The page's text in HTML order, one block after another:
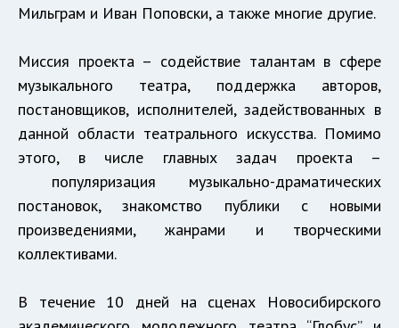
Мильграм и Иван Поповски, а также многие другие.
Миссия проекта – содействие талантам в сфере
музыкального театра, поддержка авторов,
постановщиков, исполнителей, задействованных в
данной области театрального искусства. Помимо
этого, в числе главных задач проекта –
популяризация музыкально-драматических
постановок, знакомство публики с новыми
произведениями, жанрами и творческими
коллективами.
В течение 10 дней на сценах Новосибирского